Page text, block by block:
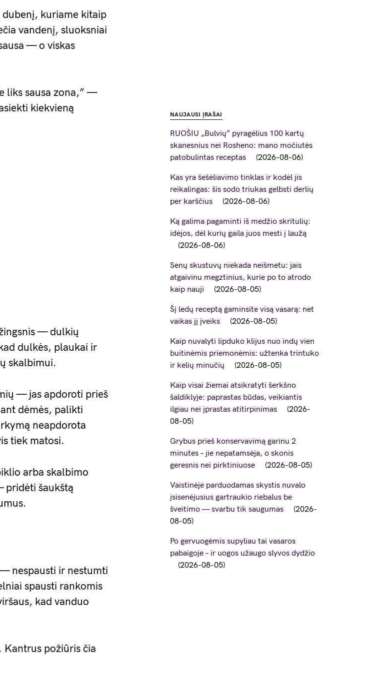
kuriame kitaip
vandenį, sluoksniai
— o viskas
liks sausa zona,” —
kiekvieną
— dulkių
dulkės, plaukai ir
skalbimui.
— jas apdoroti prieš
dėmės, palikti
neapdorota
tiek matosi.
arba skalbimo
pridėti šaukštą
nespausti ir nestumti
spausti rankomis
kad vanduo
požiūris čia
NAUJAUSI ĮRAŠAI
RUOŠIU „Bulvių” pyragėlius 100 kartų
skanesnius nei Rosheno: mano močiutės
patobulintas receptas
2026-08-06
Kas yra šešėliavimo tinklas ir kodėl jis
reikalingas: šis sodo triukas gelbsti derlių
per karščius
2026-08-06
Ką galima pagaminti iš medžio skritulių:
idėjos, dėl kurių gaila juos mesti į laužą
2026-08-06
Senų skustuvų niekada neišmetu: jais
atgaivinu megztinius, kurie po to atrodo
kaip nauji
2026-08-05
Šį ledų receptą gaminsite visą vasarą: net
vaikas jį įveiks
2026-08-05
Kaip nuvalyti lipduko klijus nuo indų vien
buitinėmis priemonėmis: užtenka trintuko
ir kelių minučių
2026-08-05
Kaip visai žiemai atsikratyti šerkšno
šaldiklyje: paprastas būdas, veikiantis
ilgiau nei įprastas atitirpinimas
2026-
08-05
Grybus prieš konservavimą garinu 2
minutes – jie nepatamsėja, o skonis
geresnis nei pirktiniuose
2026-08-05
Vaistinėje parduodamas skystis nuvalo
įsisenėjusius gartraukio riebalus be
šveitimo — svarbu tik saugumas
2026-
08-05
Po gervuogėmis supyliau tai vasaros
pabaigoje – ir uogos užaugo slyvos dydžio
2026-08-05